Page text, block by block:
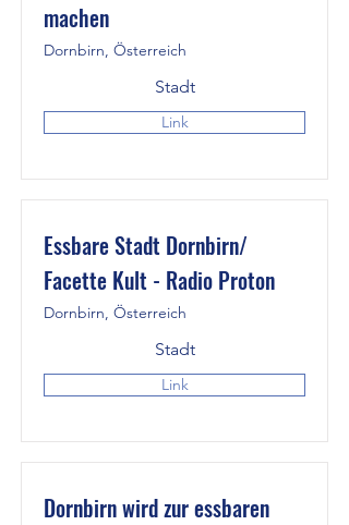
machen
Dornbirn, Österreich
Stadt
Link
Essbare Stadt Dornbirn/
Facette Kult - Radio Proton
Dornbirn, Österreich
Stadt
Link
Dornbirn wird zur essbaren